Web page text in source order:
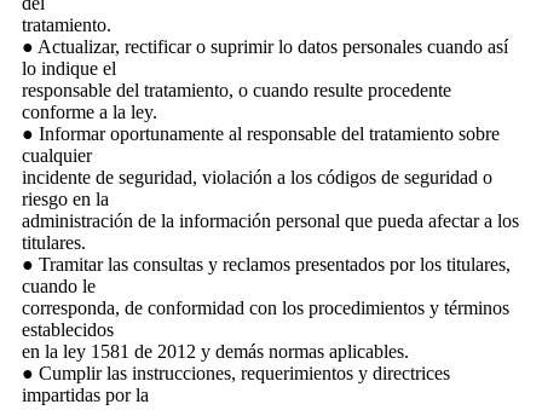
tratamiento.
● Actualizar, rectificar o suprimir lo datos personales cuando así
lo indique el
responsable del tratamiento, o cuando resulte procedente
conforme a la ley.
● Informar oportunamente al responsable del tratamiento sobre
cualquier
incidente de seguridad, violación a los códigos de seguridad o
riesgo en la
administración de la información personal que pueda afectar a los
titulares.
● Tramitar las consultas y reclamos presentados por los titulares,
cuando le
corresponda, de conformidad con los procedimientos y términos
establecidos
en la ley 1581 de 2012 y demás normas aplicables.
● Cumplir las instrucciones, requerimientos y directrices
impartidas por la